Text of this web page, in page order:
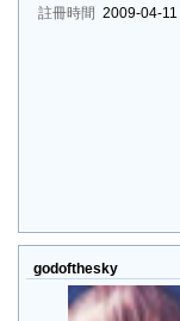
註冊時間 2009-04-11
godofthesky